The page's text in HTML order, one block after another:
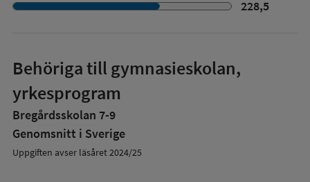
228,5
Behöriga till gymnasieskolan,
yrkesprogram
Bregårdsskolan 7-9
Genomsnitt i Sverige
Uppgiften avser läsåret 2024/25